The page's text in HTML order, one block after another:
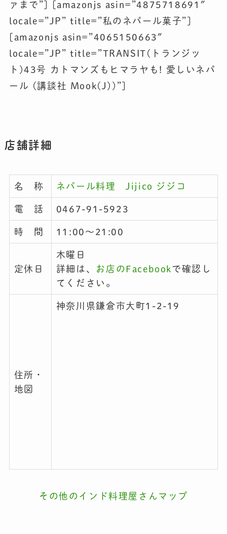
ァまで”] [amazonjs asin=”4875718691″
locale=”JP” title=”私のネパール菓子”]
[amazonjs asin=”4065150663″
locale=”JP” title=”TRANSIT(トランジッ
ト)43号 カトマンズもヒマラヤも! 愛しいネパ
ール (講談社 Mook(J))”]
店舗詳細
名 称 ネパール料理 Jijico ジジコ
電 話 0467-91-5923
時 間 11:00～21:00
定休日
木曜日
詳細は、 お店のFacebook で確認し
てください。
住所・
地図
神奈川県鎌倉市大町1-2-19
その他のインド料理屋さんマップ